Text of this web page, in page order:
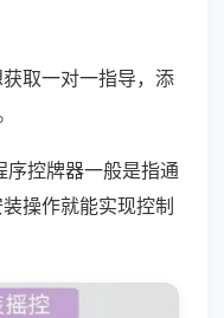
取一对一指导，添
序控牌器一般是指通
操作就能实现控制